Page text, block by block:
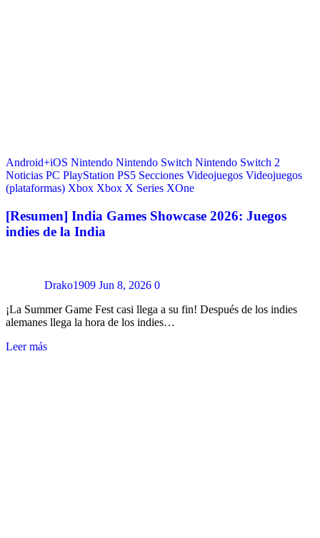
Android+iOS Nintendo Nintendo Switch Nintendo Switch 2
Noticias PC PlayStation PS5 Secciones Videojuegos Videojuegos
(plataformas) Xbox Xbox X Series XOne
[Resumen] India Games Showcase 2026: Juegos
indies de la India
Drako1909 Jun 8, 2026 0
¡La Summer Game Fest casi llega a su fin! Después de los indies
alemanes llega la hora de los indies…
Leer más